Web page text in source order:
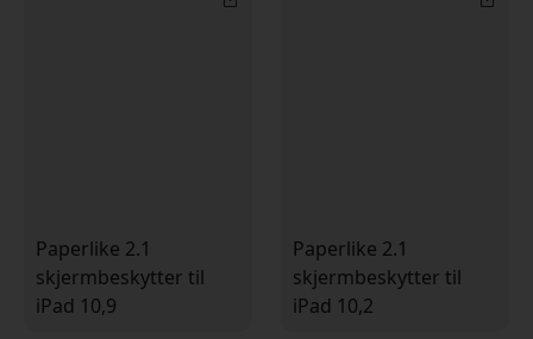
Paperlike 2.1
skjermbeskytter til
iPad 10,9
Paperlike 2.1
skjermbeskytter til
iPad 10,2